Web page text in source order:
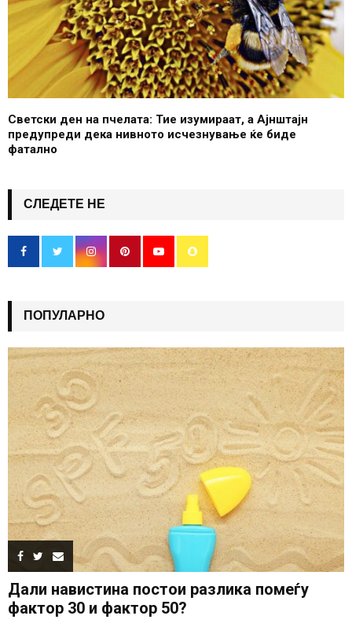
Светски ден на пчелата: Тие изумираат, а Ајнштајн
предупреди дека нивното исчезнување ќе биде
фатално
СЛЕДЕТЕ НЕ
ПОПУЛАРНО
Дали навистина постои разлика помеѓу
фактор 30 и фактор 50?